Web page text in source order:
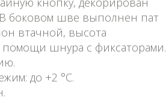
боковом шве выполнен пат
втачной, высота
помощи шнура с фиксаторами.
до +2 °C.